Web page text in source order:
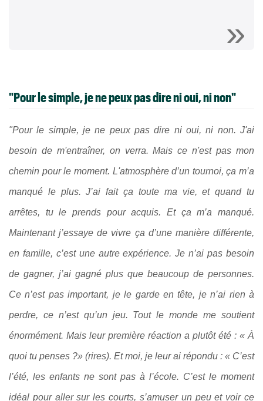
"Pour le simple, je ne peux pas dire ni oui, ni non"
"Pour le simple, je ne peux pas dire ni oui, ni non. J'ai
besoin de m'entraîner, on verra. Mais ce n'est pas mon
chemin pour le moment. L'atmosphère d’un tournoi, ça m’a
manqué le plus. J’ai fait ça toute ma vie, et quand tu
arrêtes, tu le prends pour acquis. Et ça m’a manqué.
Maintenant j’essaye de vivre ça d’une manière différente,
en famille, c’est une autre expérience.Je n’ai pas besoin
de gagner, j’ai gagné plus que beaucoup de personnes.
Ce n’est pas important, je le garde en tête, je n’ai rien à
perdre, ce n’est qu’un jeu. Tout le monde me soutient
énormément. Mais leur première réaction a plutôt été : « À
quoi tu penses ?» (rires). Et moi, je leur ai répondu : « C’est
l’été, les enfants ne sont pas à l’école. C’est le moment
idéal pour aller sur les courts, s’amuser un peu et voir ce